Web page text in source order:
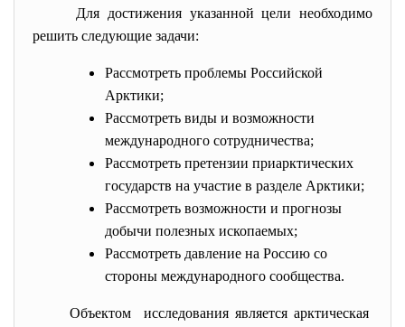
Для достижения указанной цели необходимо
решить следующие задачи:
Рассмотреть проблемы Российской
Арктики;
Рассмотреть виды и возможности
международного сотрудничества;
Рассмотреть претензии приарктических
государств на участие в разделе Арктики;
Рассмотреть возможности и прогнозы
добычи полезных ископаемых;
Рассмотреть давление на Россию со
стороны международного сообщества.
Объектом исследования является арктическая